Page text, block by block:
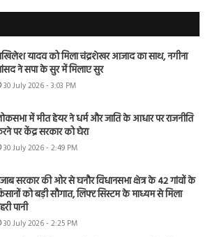
यादव को मिला चंद्रशेखर आजाद का साथ, नगीना
ने सपा के सुर में मिलाए सुर
30 July 2026 - 3:03 PM
में मीत हेयर ने धर्म और जाति के आधार पर राजनीति
पर केंद्र सरकार को घेरा
30 July 2026 - 2:49 PM
सरकार की ओर से घनौर विधानसभा क्षेत्र के 42 गांवों के
को बड़ी सौगात, लिफ्ट सिस्टम के माध्यम से मिला
पानी
30 July 2026 - 2:25 PM